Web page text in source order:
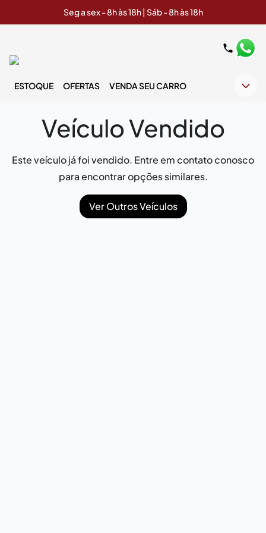
Seg a sex - 8h às 18h | Sáb - 8h às 18h
ESTOQUE OFERTAS VENDA SEU CARRO
Veículo Vendido
Este veículo já foi vendido. Entre em contato conosco
para encontrar opções similares.
Ver Outros Veículos